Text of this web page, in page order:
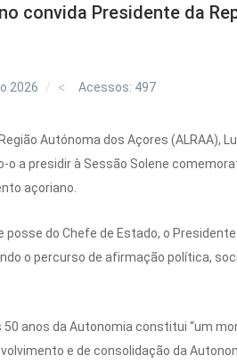
convida Presidente da
2026 Acessos: 497
Autónoma dos Açores (ALRAA),
o a presidir à Sessão Solene
açoriano.
posse do Chefe de Estado, o
o percurso de afirmação política,
50 anos da Autonomia constitui “um
e de consolidação da